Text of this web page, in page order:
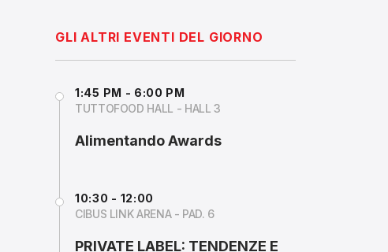
GLI ALTRI EVENTI DEL GIORNO
1:45 PM - 6:00 PM
TUTTOFOOD HALL - HALL 3
Alimentando Awards
10:30 - 12:00
CIBUS LINK ARENA - PAD. 6
PRIVATE LABEL: TENDENZE E